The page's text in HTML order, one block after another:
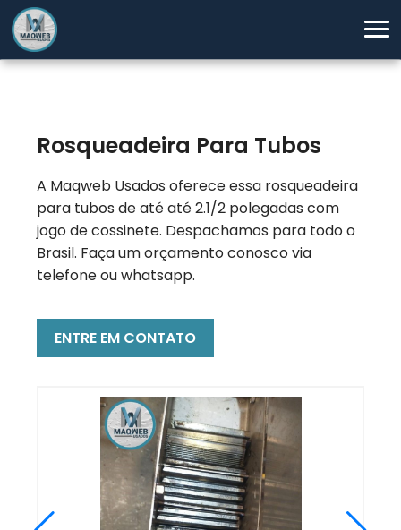
Rosqueadeira Para Tubos
A Maqweb Usados oferece essa rosqueadeira
para tubos de até até 2.1/2 polegadas com
jogo de cossinete. Despachamos para todo o
Brasil. Faça um orçamento conosco via
telefone ou whatsapp.
ENTRE EM CONTATO